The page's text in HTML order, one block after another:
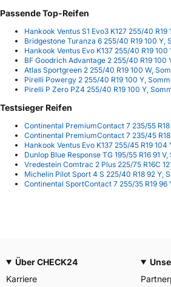
Passende Top-Reifen
Hankook Ventus S1 Evo3 K127 255/40
Bridgestone Turanza 6 255/40 R19 100 Y,
Hankook Ventus Evo K137 255/40 R19
BF Goodrich Advantage 2 255/40 R19 100
Atlas Sportgreen 2 255/40 R19 100 W,
Pirelli Powergy 2 255/40 R19 100 Y,
Pirelli P Zero PZ4 255/40 R19 100 Y,
Testsieger Reifen
Continental PremiumContact 7 235/55
Continental PremiumContact 7 235/45
Hankook Ventus Evo K137 255/45 R19
Dunlop Blue Response TG 195/55 R16 91
Vredestein Comtrac 2 Plus 225/75 R16C
Michelin Pilot Sport 4 S 225/40 R18 92 Y,
Continental SportContact 7 255/35 R19 96
Über CHECK24
Karriere